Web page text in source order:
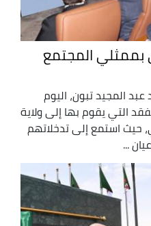
المجتمع
المجيد تبون، اليوم
التي يقوم بها إلى ولاية
حيث استمع إلى تدخلاتهم
...